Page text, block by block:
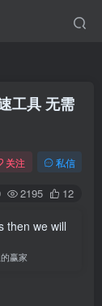
工具 无需
关注 私信
2195 12
then we will
赢家